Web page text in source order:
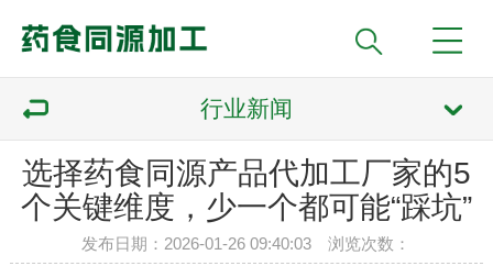
行业新闻
选择药食同源产品代加工厂家的5
个关键维度，少一个都可能“踩坑”
发布日期：2026-01-26 09:40:03 浏览次数：